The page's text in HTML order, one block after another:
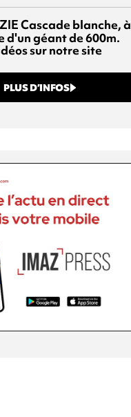
Cascade blanche, à
d'un géant de 600m.
sur notre site
PLUS D’INFOS